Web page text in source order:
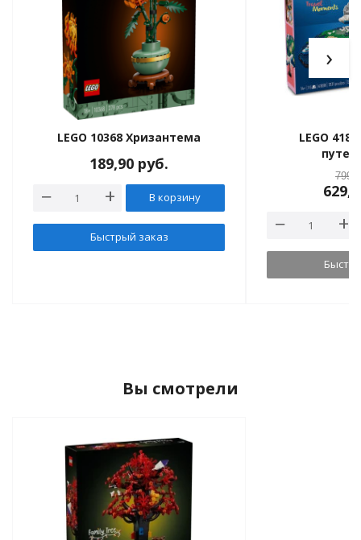
LEGO 10368 Хризантема
189,90 руб.
В корзину
Быстрый заказ
LEGO
›
Вы смотрели